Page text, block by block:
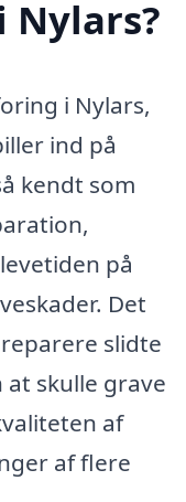
i Nylars,
ind på
kendt som
på
Det
slidte
skulle grave
af
af flere